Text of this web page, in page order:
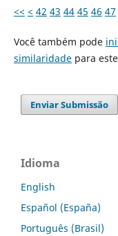
<< < 42 43 44 45 46 47
Você também pode
similaridadepara
Enviar Submissão
Idioma
English
Español (España)
Português (Brasil)